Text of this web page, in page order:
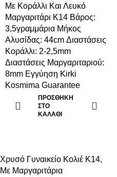
Με Κοράλλι Και Λευκό
Μαργαριτάρι Κ14 Βάρος:
3,5γραμμάρια Μήκος
Αλυσίδας: 44cm Διαστάσεις
Κοράλλι: 2-2,5mm
Διαστάσεις Μαργαριταριού:
8mm Εγγύηση Kirki
Kosmima Guarantee
ΠΡΟΣΘΉΚΗ
ΣΤΟ
ΚΑΛΆΘΙ
Χρυσό Γυναικείο Κολιέ Κ14,
Με Μαργαριτάρια